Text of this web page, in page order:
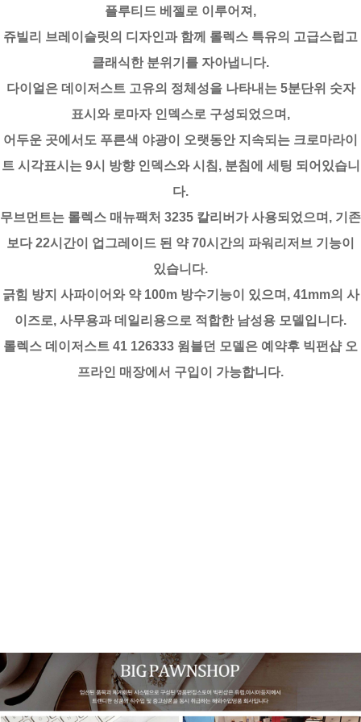
플루티드 베젤로 이루어져,
쥬빌리 브레이슬릿의 디자인과 함께 롤렉스 특유의 고급스럽고
클래식한 분위기를 자아냅니다.
다이얼은 데이저스트 고유의 정체성을 나타내는 5분단위 숫자
표시와 로마자 인덱스로 구성되었으며,
어두운 곳에서도 푸른색 야광이 오랫동안 지속되는 크로마라이
트 시각표시는 9시 방향 인덱스와 시침, 분침에 세팅 되어있습니
다.
무브먼트는 롤렉스 매뉴팩처 3235 칼리버가 사용되었으며, 기존
보다 22시간이 업그레이드 된 약 70시간의 파워리저브 기능이
있습니다.
긁힘 방지 사파이어와 약 100m 방수기능이 있으며, 41mm의 사
이즈로, 사무용과 데일리용으로 적합한 남성용 모델입니다.
롤렉스 데이저스트 41 126333 윔블던 모델은 예약후 빅펀샵 오
프라인 매장에서 구입이 가능합니다.